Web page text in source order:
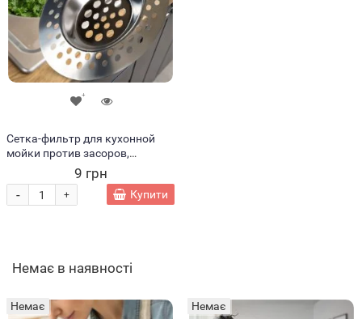
Сетка-фильтр для кухонной
мойки против засоров,
нержавеющая сталь (ЖЯ)
9 грн
+
- Купити
Немає в наявності
Немає Немає